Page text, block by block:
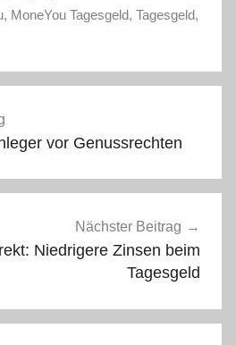
, MoneYou Tagesgeld, Tagesgeld,
vor Genussrechten
Nächster Beitrag
Niedrigere Zinsen beim
Tagesgeld